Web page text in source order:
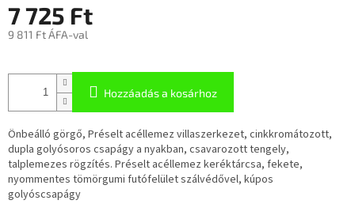
7 725 Ft
9 811 Ft ÁFA-val
Hozzáadás a kosárhoz
Önbeálló görgő, Préselt acéllemez villaszerkezet, cinkkromátozott,
dupla golyósoros csapágy a nyakban, csavarozott tengely,
talplemezes rögzítés. Préselt acéllemez keréktárcsa, fekete,
nyommentes tömörgumi futófelület szálvédővel, kúpos
golyóscsapágy